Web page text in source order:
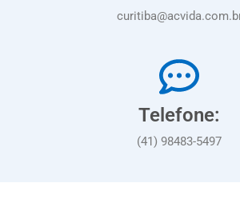
Telefone:
(41) 98483-5497